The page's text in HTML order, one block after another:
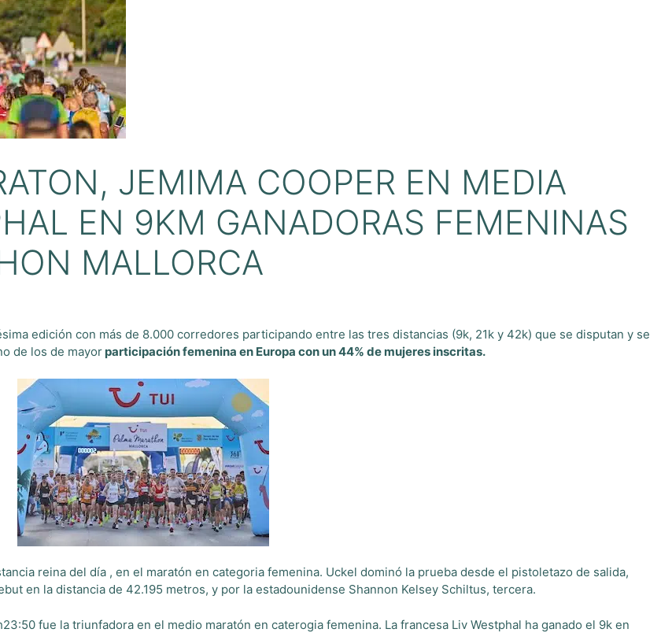
JEMIMA COOPER EN MEDIA
EN 9KM GANADORAS FEMENINAS
MALLORCA
edición con más de 8.000 corredores participando entre las tres distancias (9k, 21k y 42k) que se disputan y se
de los de mayor participación femenina en Europa con un 44% de mujeres inscritas.
reina del día , en el maratón en categoria femenina. Uckel dominó la prueba desde el pistoletazo de salida,
en la distancia de 42.195 metros, y por la estadounidense Shannon Kelsey Schiltus, tercera.
fue la triunfadora en el medio maratón en caterogia femenina. La francesa Liv Westphal ha ganado el 9k en